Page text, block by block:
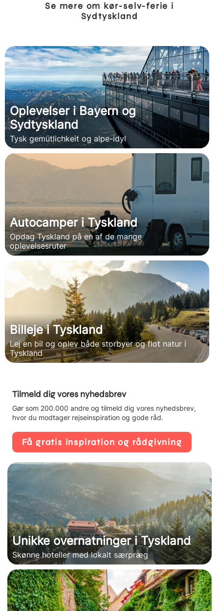
Se mere om kør-selv-ferie i
Sydtyskland
Oplevelser i Bayern og
Sydtyskland
Tysk gemütlichkeit og alpe-idyl
Autocamper i Tyskland
Opdag Tyskland på en af de mange
oplevelsesruter
Billeje i Tyskland
Lej en bil og oplev både storbyer og flot natur i
Tyskland
Tilmeld dig vores nyhedsbrev
Gør som 200.000 andre og tilmeld dig vores nyhedsbrev,
hvor du modtager rejseinspiration og gode råd.
Få gratis inspiration og rådgivning
Unikke overnatninger i Tyskland
Skønne hoteller med lokalt særpræg